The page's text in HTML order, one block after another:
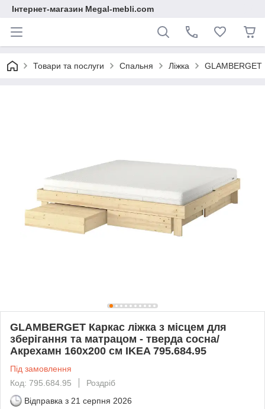
Інтернет-магазин Megal-mebli.com
Товари та послуги Спальня Ліжка GLAMBERGET
GLAMBERGET Каркас ліжка з місцем для
зберігання та матрацом - тверда сосна/
Акрехамн 160x200 см IKEA 795.684.95
Під замовлення
Код: 795.684.95
Роздріб
Відправка з 21 серпня 2026